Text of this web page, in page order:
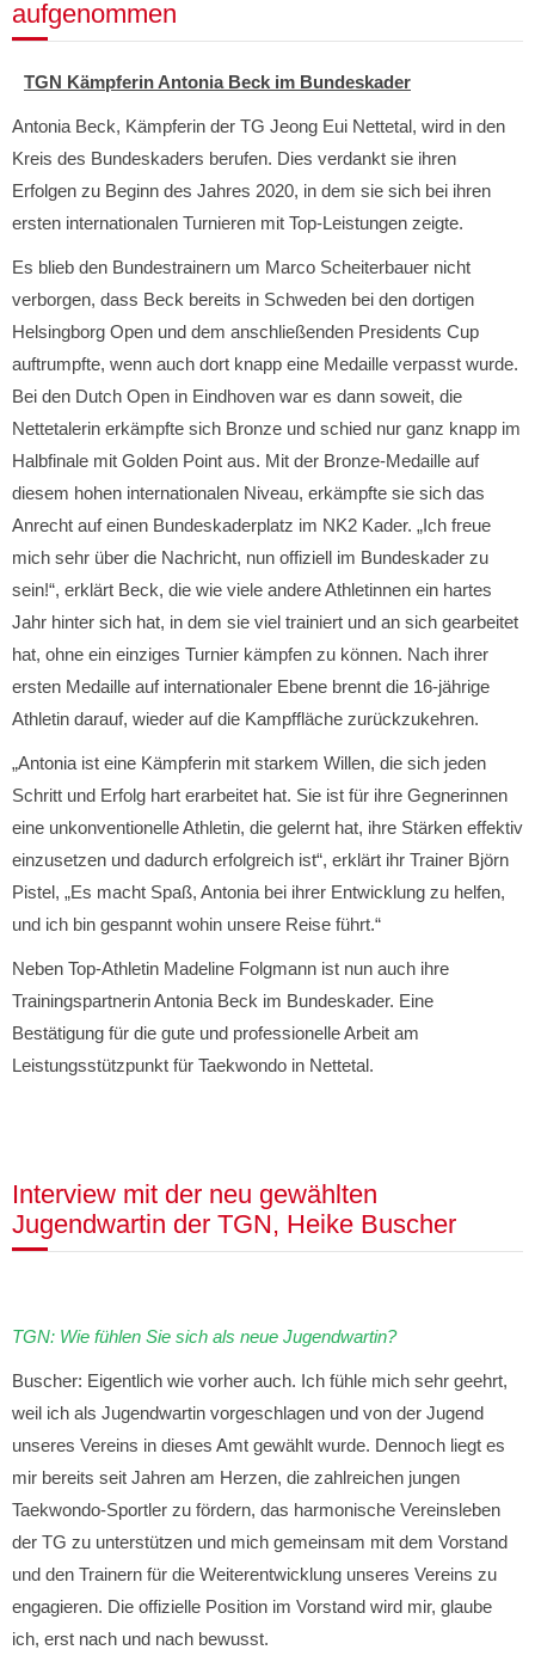
aufgenommen
TGN Kämpferin Antonia Beck im Bundeskader
Antonia Beck, Kämpferin der TG Jeong Eui Nettetal, wird in den
Kreis des Bundeskaders berufen. Dies verdankt sie ihren
Erfolgen zu Beginn des Jahres 2020, in dem sie sich bei ihren
ersten internationalen Turnieren mit Top-Leistungen zeigte.
Es blieb den Bundestrainern um Marco Scheiterbauer nicht
verborgen, dass Beck bereits in Schweden bei den dortigen
Helsingborg Open und dem anschließenden Presidents Cup
auftrumpfte, wenn auch dort knapp eine Medaille verpasst wurde.
Bei den Dutch Open in Eindhoven war es dann soweit, die
Nettetalerin erkämpfte sich Bronze und schied nur ganz knapp im
Halbfinale mit Golden Point aus. Mit der Bronze-Medaille auf
diesem hohen internationalen Niveau, erkämpfte sie sich das
Anrecht auf einen Bundeskaderplatz im NK2 Kader. „Ich freue
mich sehr über die Nachricht, nun offiziell im Bundeskader zu
sein!“, erklärt Beck, die wie viele andere Athletinnen ein hartes
Jahr hinter sich hat, in dem sie viel trainiert und an sich gearbeitet
hat, ohne ein einziges Turnier kämpfen zu können. Nach ihrer
ersten Medaille auf internationaler Ebene brennt die 16-jährige
Athletin darauf, wieder auf die Kampffläche zurückzukehren.
„Antonia ist eine Kämpferin mit starkem Willen, die sich jeden
Schritt und Erfolg hart erarbeitet hat. Sie ist für ihre Gegnerinnen
eine unkonventionelle Athletin, die gelernt hat, ihre Stärken effektiv
einzusetzen und dadurch erfolgreich ist“, erklärt ihr Trainer Björn
Pistel, „Es macht Spaß, Antonia bei ihrer Entwicklung zu helfen,
und ich bin gespannt wohin unsere Reise führt.“
Neben Top-Athletin Madeline Folgmann ist nun auch ihre
Trainingspartnerin Antonia Beck im Bundeskader. Eine
Bestätigung für die gute und professionelle Arbeit am
Leistungsstützpunkt für Taekwondo in Nettetal.
Interview mit der neu gewählten
Jugendwartin der TGN, Heike Buscher
TGN: Wie fühlen Sie sich als neue Jugendwartin?
Buscher: Eigentlich wie vorher auch. Ich fühle mich sehr geehrt,
weil ich als Jugendwartin vorgeschlagen und von der Jugend
unseres Vereins in dieses Amt gewählt wurde. Dennoch liegt es
mir bereits seit Jahren am Herzen, die zahlreichen jungen
Taekwondo-Sportler zu fördern, das harmonische Vereinsleben
der TG zu unterstützen und mich gemeinsam mit dem Vorstand
und den Trainern für die Weiterentwicklung unseres Vereins zu
engagieren. Die offizielle Position im Vorstand wird mir, glaube
ich, erst nach und nach bewusst.